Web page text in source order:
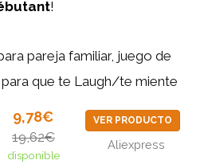
!
pareja familiar, juego de
que te Laugh/te miente
9,78€
19,62€
disponible
VER PRODUCTO
Aliexpress